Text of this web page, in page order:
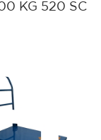
KG 520 SC